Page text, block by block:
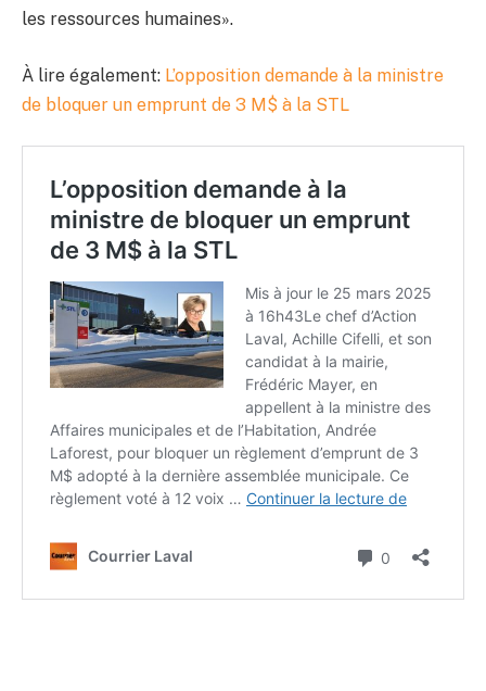
les ressources humaines».
À lire également: L’opposition demande à la ministre
de bloquer un emprunt de 3 M$ à la STL